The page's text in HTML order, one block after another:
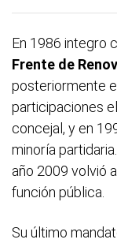
En 1986 integro
Frente de
posteriormente
participaciones
concejal, y en
minoría
año 2009 volvió
función pública.
Su último